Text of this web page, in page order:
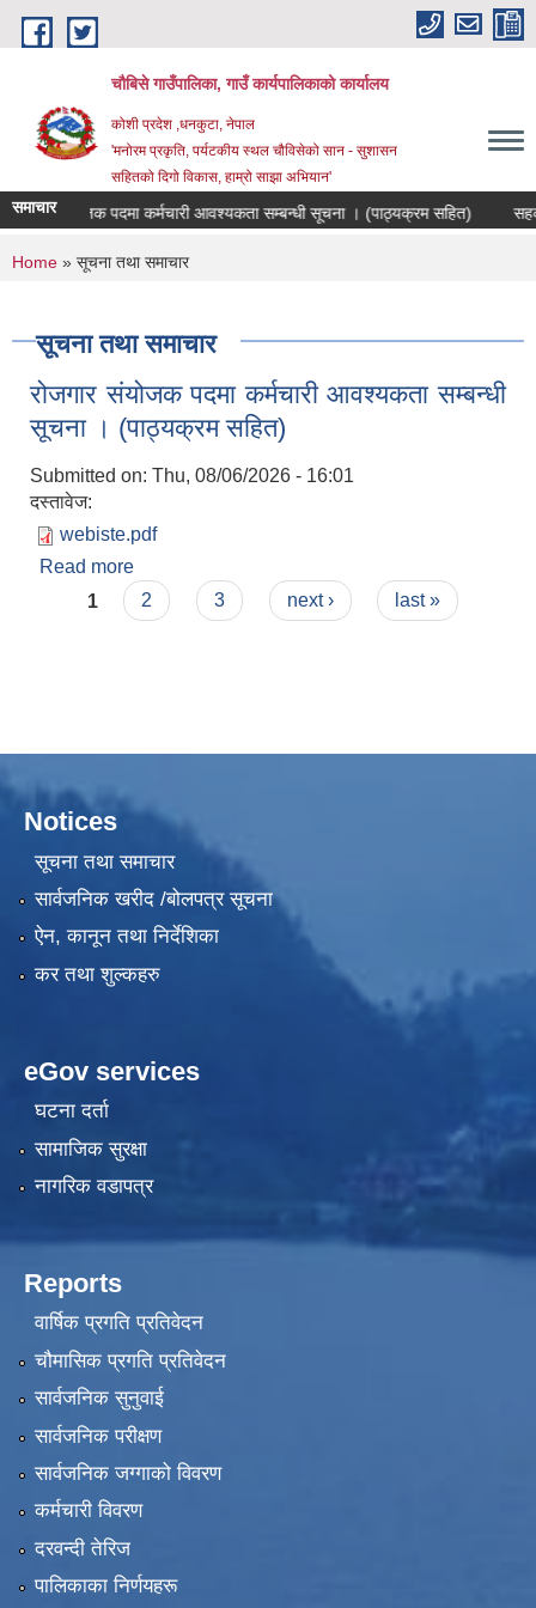
Skip to main content
चौबिसे गाउँपालिका, गाउँ कार्यपालिकाको कार्यालय
कोशी प्रदेश ,धनकुटा, नेपाल
'मनोरम प्रकृति, पर्यटकीय स्थल चौविसेको सान - सुशासन
सहितको दिगो विकास, हाम्रो साझा अभियान'
समाचार
रोजगार संयोजक पदमा कर्मचारी आवश्यकता सम्बन्धी सूचना । (पाठ्यक्रम सहित)
You are here
Home » सूचना तथा समाचार
सूचना तथा समाचार
रोजगार संयोजक पदमा कर्मचारी आवश्यकता सम्बन्धी
सूचना । (पाठ्यक्रम सहित)
Submitted on: Thu, 08/06/2026 - 16:01
दस्तावेज:
webiste.pdf
Read more
सूचना । (पाठ्यक्रम सहित)
Pages
1 2 3 next › last »
Notices
सूचना तथा समाचार
सार्वजनिक खरीद /बोलपत्र सूचना
ऐन, कानून तथा निर्देशिका
कर तथा शुल्कहरु
eGov services
घटना दर्ता
सामाजिक सुरक्षा
नागरिक वडापत्र
Reports
वार्षिक प्रगति प्रतिवेदन
चौमासिक प्रगति प्रतिवेदन
सार्वजनिक सुनुवाई
सार्वजनिक परीक्षण
सार्वजनिक जग्गाको विवरण
कर्मचारी विवरण
दरवन्दी तेरिज
पालिकाका निर्णयहरू